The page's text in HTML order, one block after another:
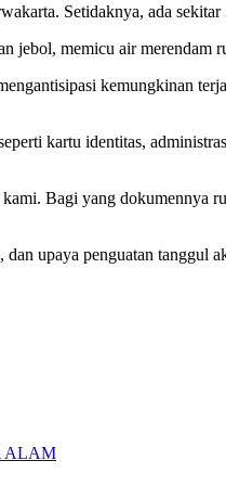
Setidaknya, ada
jebol, memicu air merendam
kemungkinan
kartu identitas,
Bagi yang dokumennya
upaya penguatan tanggul
ALAM